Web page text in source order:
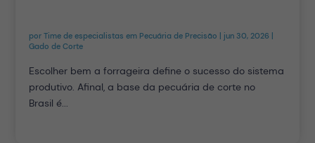
porTime de especialistas em Pecuária de Precisão jun 30, 2026
Gado de Corte
Escolher bem a forrageira define o sucesso do sistema
produtivo. Afinal, a base da pecuária de corte no
Brasil é...